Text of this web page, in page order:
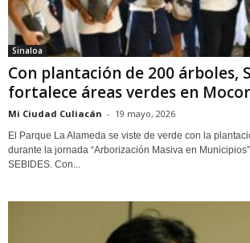
Sinaloa
Con plantación de 200 árboles,
fortalece áreas verdes en
Mi Ciudad Culiacán - 19 mayo, 2026
El Parque La Alameda se viste de verde con la
durante la jornada “Arborización Masiva en
SEBIDES. Con...